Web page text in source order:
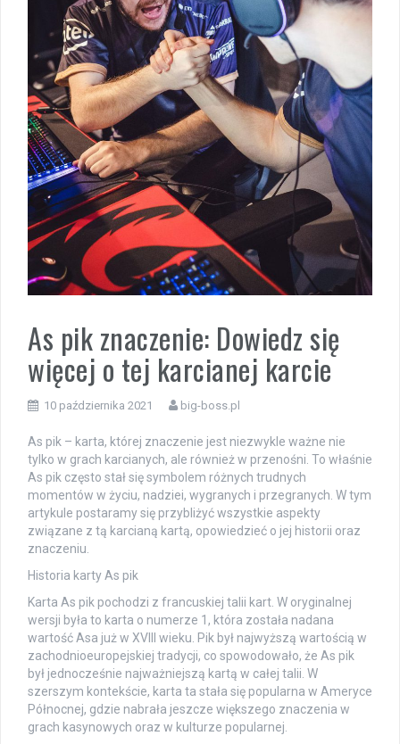
As pik znaczenie: Dowiedz się
więcej o tej karcianej karcie
10 października 2021 big-boss.pl
As pik – karta, której znaczenie jest niezwykle ważne nie
tylko w grach karcianych, ale również w przenośni. To właśnie
As pik często stał się symbolem różnych trudnych
momentów w życiu, nadziei, wygranych i przegranych. W tym
artykule postaramy się przybliżyć wszystkie aspekty
związane z tą karcianą kartą, opowiedzieć o jej historii oraz
znaczeniu.
Historia karty As pik
Karta As pik pochodzi z francuskiej talii kart. W oryginalnej
wersji była to karta o numerze 1, która została nadana
wartość Asa już w XVIII wieku. Pik był najwyższą wartością w
zachodnioeuropejskiej tradycji, co spowodowało, że As pik
był jednocześnie najważniejszą kartą w całej talii. W
szerszym kontekście, karta ta stała się popularna w Ameryce
Północnej, gdzie nabrała jeszcze większego znaczenia w
grach kasynowych oraz w kulturze popularnej.